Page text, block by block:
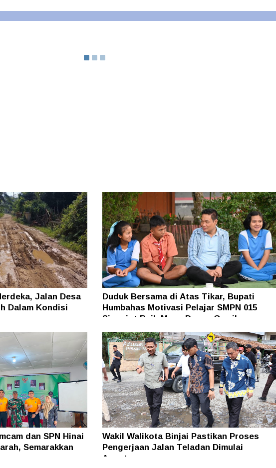
Jalan Desa
Dalam Kondisi
Duduk Bersama di Atas Tikar, Bupati
Humbahas Motivasi Pelajar SMPN 015
Siponjot Raih Masa Depan Gemilang
dan SPN Hinai
Semarakkan
Wakil Walikota Binjai Pastikan Proses
Pengerjaan Jalan Teladan Dimulai
Agustus